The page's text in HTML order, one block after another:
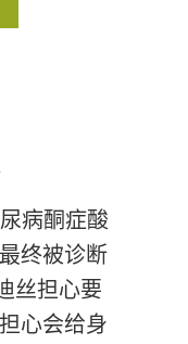
病酮症酸
终被诊断
丝担心要
心会给身